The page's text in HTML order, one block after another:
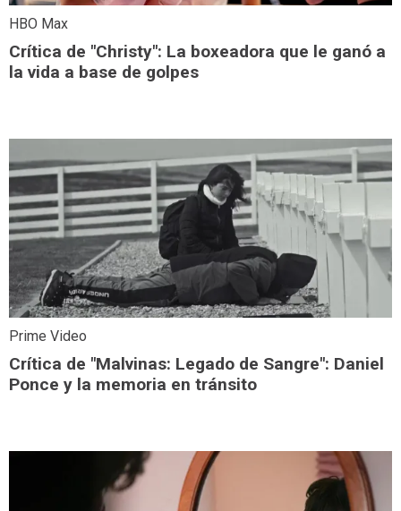
HBO Max
Crítica de "Christy": La boxeadora que le ganó a
la vida a base de golpes
Prime Video
Crítica de "Malvinas: Legado de Sangre": Daniel
Ponce y la memoria en tránsito